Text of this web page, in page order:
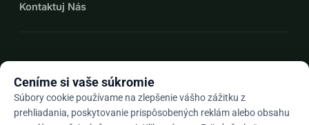
Kontaktuj Nás
Ceníme si vaše súkromie
Súbory cookie používame na zlepšenie vášho zážitku z
prehliadania, poskytovanie prispôsobených reklám alebo obsahu